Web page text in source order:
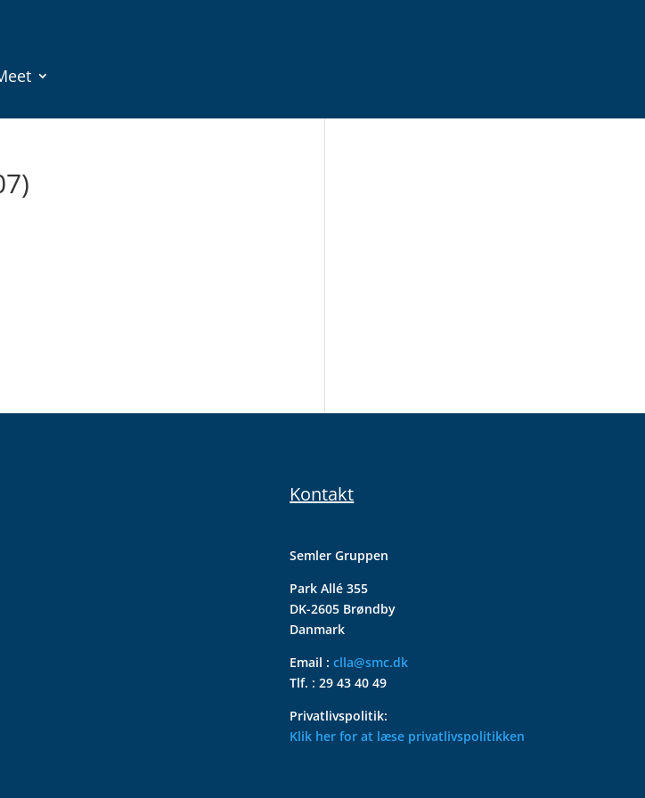
Kontakt
Semler Gruppen
Park Allé 355
DK-2605 Brøndby
Danmark
Email :clla@smc.dk
Tlf. : 29 43 40 49
Privatlivspolitik:
Klik her for at læse privatlivspolitikken